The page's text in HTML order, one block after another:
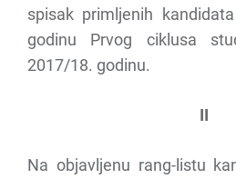
spisak primljenih
godinu Prvog ciklusa
2017/18. godinu.
II
Na objavljenu rang-listu